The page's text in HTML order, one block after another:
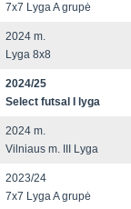
7x7 Lyga A grupė
2024 m.
Lyga 8x8
2024/25
Select futsal I lyga
2024 m.
Vilniaus m. III Lyga
2023/24
7x7 Lyga A grupė